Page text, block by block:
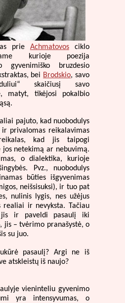
prie Achmatovosciklo
kurioje poezija
gyvenimiško bruzdesio
bei Brodskio, savo
skaičiusį savo
matyt, tikėjosi pokalbio
pajuto, kad nuobodulys
privalomas reikalavimas
kad jis taipogi
netekimą ar nebuvimą.
o dialektika, kurioje
Pvz., nuobodulys
būties išgyvenimas
neišsisuksi), ir tuo pat
nulinis lygis, nes užėjus
realiai ir nevyksta. Tačiau
ir paveldi pasaulį iki
jis – tvėrimo pranašystė, o
su juo.
pasaulį? Argi ne iš
atskleistų iš naujo?
vieninteliu gyvenimo
yra intensyvumas, o